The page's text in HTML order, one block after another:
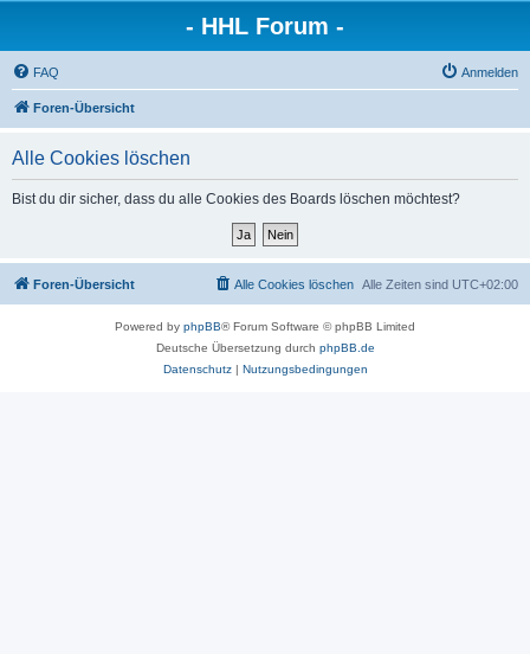
- HHL Forum -
FAQ Anmelden
Foren-Übersicht
Alle Cookies löschen
Bist du dir sicher, dass du alle Cookies des Boards löschen möchtest?
Foren-Übersicht Alle Zeiten sind UTC+02:00
Alle Cookies löschen
Powered by phpBB® Forum Software © phpBB Limited
Deutsche Übersetzung durch phpBB.de
Datenschutz| Nutzungsbedingungen